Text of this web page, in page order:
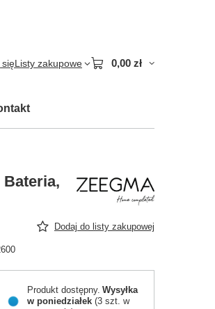
sięListy zakupowe 0,00 zł
Bateria,
Dodaj do listy zakupowej
Produkt dostępny Wysyłka
w poniedziałek (3 szt. w